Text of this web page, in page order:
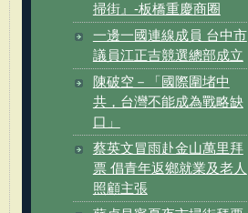
掃街』-板橋重慶商圈
一邊一國連線成員 台中市
議員江正吉競選總部成立
陳破空－「國際圍堵中
共，台灣不能成為戰略缺
口」
蔡英文冒雨赴金山萬里拜
票 倡青年返鄉就業及老人
照顧主張